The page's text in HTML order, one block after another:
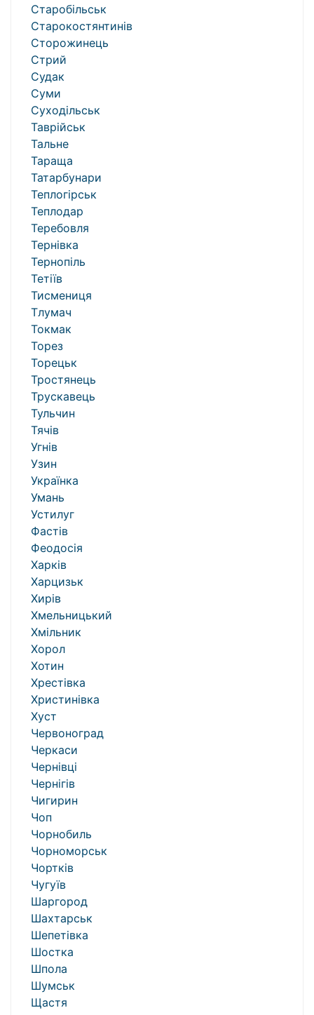
Старобільськ
Старокостянтинів
Сторожинець
Стрий
Судак
Суми
Суходільськ
Таврійськ
Тальне
Тараща
Татарбунари
Теплогірськ
Теплодар
Теребовля
Тернівка
Тернопіль
Тетіїв
Тисмениця
Тлумач
Токмак
Торез
Торецьк
Тростянець
Трускавець
Тульчин
Тячів
Угнів
Узин
Українка
Умань
Устилуг
Фастів
Феодосія
Харків
Харцизьк
Хирів
Хмельницький
Хмільник
Хорол
Хотин
Хрестівка
Христинівка
Хуст
Червоноград
Черкаси
Чернівці
Чернігів
Чигирин
Чоп
Чорнобиль
Чорноморськ
Чортків
Чугуїв
Шаргород
Шахтарськ
Шепетівка
Шостка
Шпола
Шумськ
Щастя